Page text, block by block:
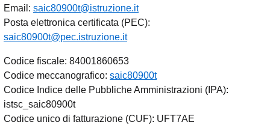
Email: saic80900t@istruzione.it
Posta elettronica certificata (PEC):
saic80900t@pec.istruzione.it
Codice fiscale: 84001860653
Codice meccanografico: saic80900t
Codice Indice delle Pubbliche Amministrazioni (IPA):
istsc_saic80900t
Codice unico di fatturazione (CUF): UFT7AE